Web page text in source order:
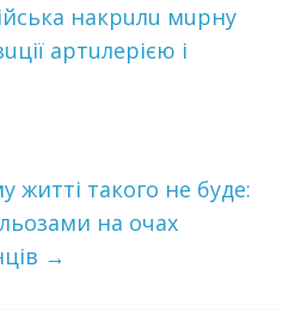
накрuлu мuрну
aртuлeрiєю і
житті такого не буде:
на очах
→